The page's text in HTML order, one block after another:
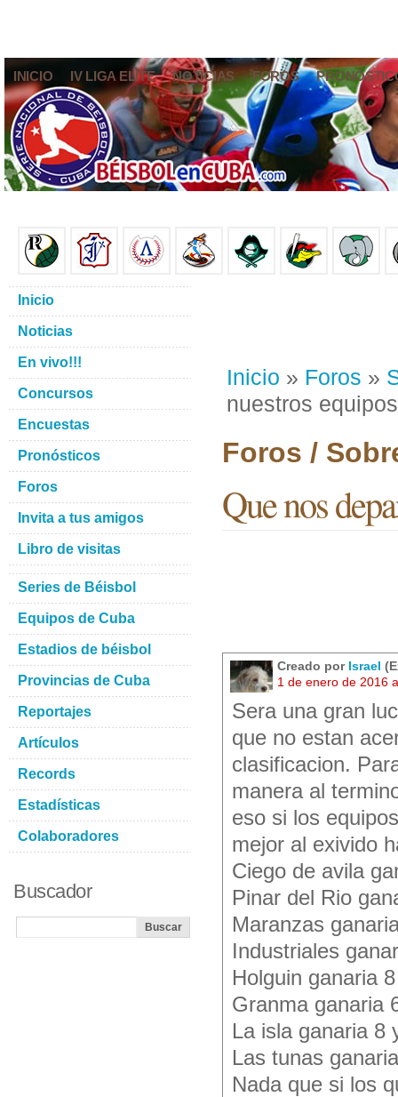
INICIO IV LIGA ELITE NOTICIAS FOROS
Inicio » Foros »
nuestros
Foros /
Que nos
Creado por Israel
1 de enero de 2016
Sera una gran
que no estan
clasificacion.
manera al
eso si los
mejor al exivido
Ciego de avila
Pinar del Rio
Maranzas
Industriales
Holguin ganaria
Granma ganaria
La isla ganaria 8
Las tunas
Nada que si los
Inicio
Noticias
En vivo!!!
Concursos
Encuestas
Pronósticos
Foros
Invita a tus amigos
Libro de visitas
Series de Béisbol
Equipos de Cuba
Estadios de béisbol
Provincias de Cuba
Reportajes
Artículos
Records
Estadísticas
Colaboradores
Buscador